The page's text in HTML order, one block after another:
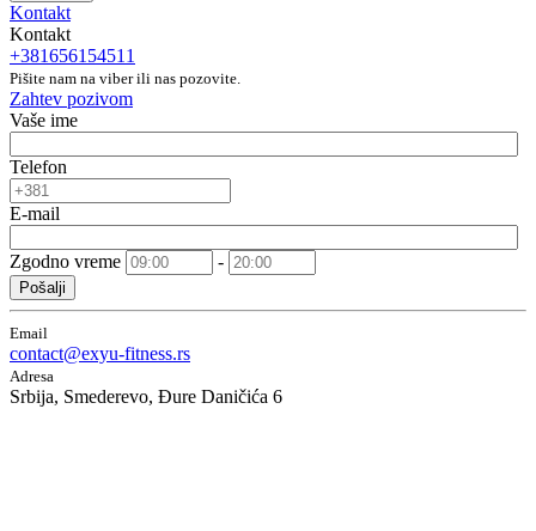
Kontakt
Kontakt
+381656154511
Pišite nam na viber ili nas pozovite.
Zahtev pozivom
Vaše ime
Telefon
E-mail
Zgodno vreme -
Pošalji
Email
contact@exyu-fitness.rs
Adresa
Srbija, Smederevo, Đure Daničića 6